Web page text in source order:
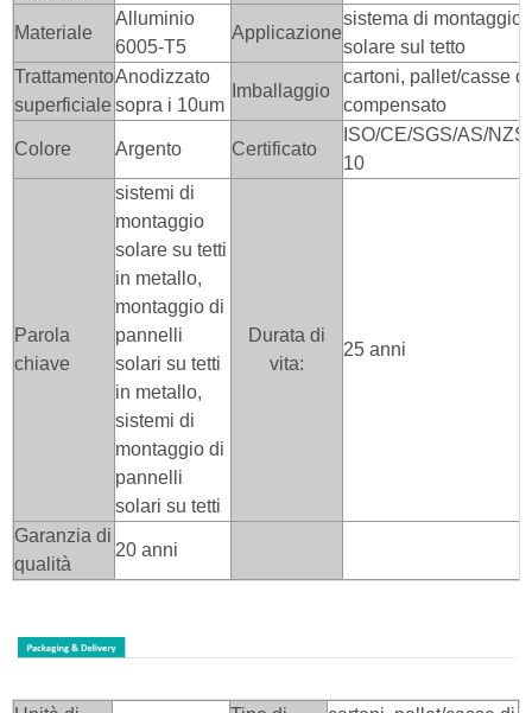
Materiale
Alluminio
6005-T5
Applicazione
sistema di montaggio
solare sul tetto
Trattamento
superficiale
Anodizzato
sopra i 10um
Imballaggio
cartoni, pallet/casse di
compensato
Colore Argento Certificato
ISO/CE/SGS/AS/
10
Parola
chiave
sistemi di
montaggio
solare su tetti
in metallo,
montaggio di
pannelli
solari su tetti
in metallo,
sistemi di
montaggio di
pannelli
solari su tetti
Durata di
vita:
25 anni
Garanzia di
qualità
20 anni